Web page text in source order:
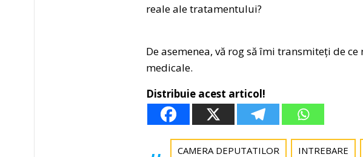
reale ale tratamentului?
De asemenea, vă rog să îmi transmiteți de
medicale.
Distribuie acest articol!
CAMERA DEPUTATILOR INTREBARE